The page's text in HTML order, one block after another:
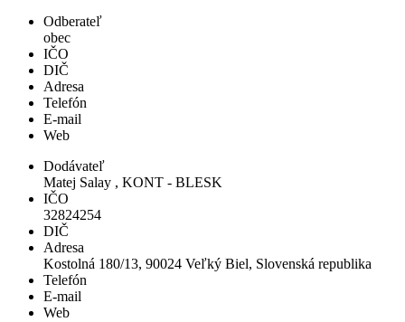
Odberateľ
obec
IČO
DIČ
Adresa
Telefón
E-mail
Web
Dodávateľ
Matej Salay , KONT - BLESK
IČO
32824254
DIČ
Adresa
Kostolná 180/13, 90024 Veľký Biel, Slovenská republika
Telefón
E-mail
Web